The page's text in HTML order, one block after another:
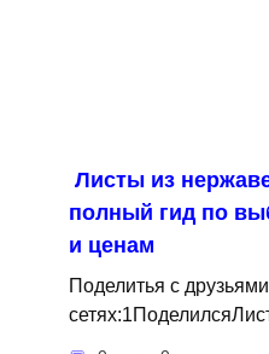
Листы из
полный гид по
и ценам
Поделитья с